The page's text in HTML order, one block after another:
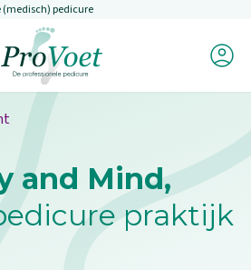
gaan
(medisch) pedicure
Ga naar de homepagina
Mijn
and Mind,
praktijk